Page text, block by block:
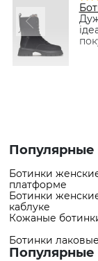
Ботинки
платформе
Ботинки
каблуке
Кожаные
Ботинки
Популярные